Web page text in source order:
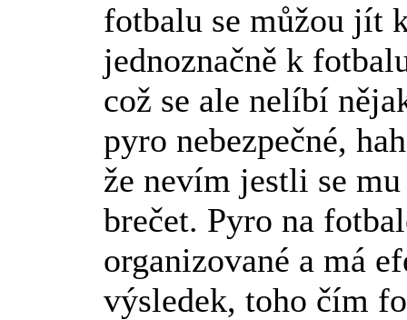
fotbalu se můžou jít
jednoznačně k
což se ale nelíbí
pyro nebezpečné,
že nevím jestli se
brečet. Pyro na
organizované a má
výsledek, toho čím